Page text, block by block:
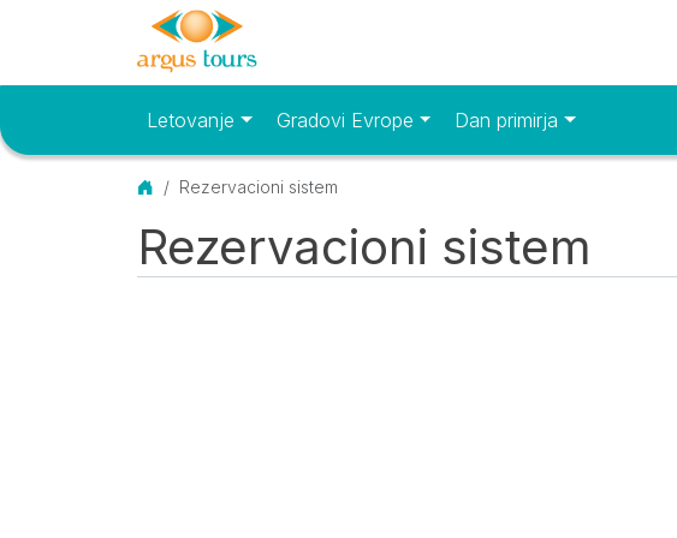
Osnovni meniLetovanje Gradovi Evrope Dan primirja
Početna
Rezervacioni sistem
Rezervacioni sistem